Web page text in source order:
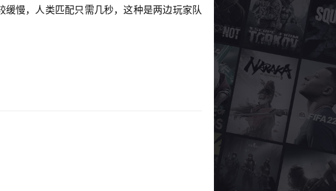
慢，人类匹配只需几秒，这种是两边玩家队